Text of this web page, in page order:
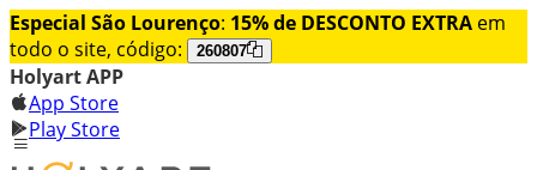
Especial São Lourenço: 15% de DESCONTO EXTRA em
todo o site, código:
260807
Holyart APP
App Store
Play Store